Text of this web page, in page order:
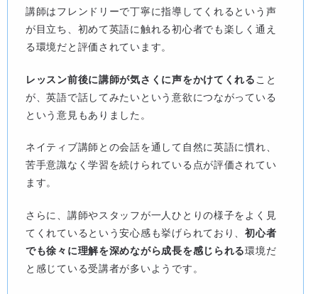
講師はフレンドリーで丁寧に指導してくれるという声
が目立ち、初めて英語に触れる初心者でも楽しく通え
る環境だと評価されています。
レッスン前後に講師が気さくに声をかけてくれる こと
が、英語で話してみたいという意欲につながっている
という意見もありました。
ネイティブ講師との会話を通して自然に英語に慣れ、
苦手意識なく学習を続けられている点が評価されてい
ます。
さらに、講師やスタッフが一人ひとりの様子をよく見
てくれているという安心感も挙げられており、初心者
でも徐々に理解を深めながら成長を感じられる環境だ
と感じている受講者が多いようです。